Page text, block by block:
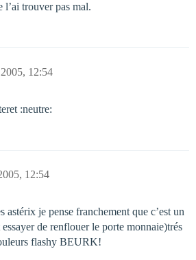
l’ai trouver pas mal.
12:54
:neutre:
12:54
astérix je pense franchement que c’est un
de renflouer le porte monnaie)trés
flashy BEURK!